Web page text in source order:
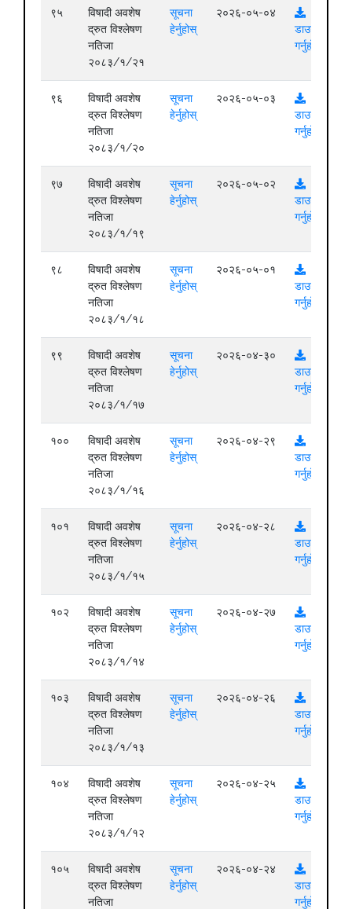
९५
विषादी अवशेष
द्रुत विश्लेषण
नतिजा
२०८३/१/२१
सूचना
हेर्नुहोस्
२०२६-०५-०४
डाउनलोड
गर्नुहोस्
९६
विषादी अवशेष
द्रुत विश्लेषण
नतिजा
२०८३/१/२०
सूचना
हेर्नुहोस्
२०२६-०५-०३
डाउनलोड
गर्नुहोस्
९७
विषादी अवशेष
द्रुत विश्लेषण
नतिजा
२०८३/१/१९
सूचना
हेर्नुहोस्
२०२६-०५-०२
डाउनलोड
गर्नुहोस्
९८
विषादी अवशेष
द्रुत विश्लेषण
नतिजा
२०८३/१/१८
सूचना
हेर्नुहोस्
२०२६-०५-०१
डाउनलोड
गर्नुहोस्
९९
विषादी अवशेष
द्रुत विश्लेषण
नतिजा
२०८३/१/१७
सूचना
हेर्नुहोस्
२०२६-०४-३०
डाउनलोड
गर्नुहोस्
१००
विषादी अवशेष
द्रुत विश्लेषण
नतिजा
२०८३/१/१६
सूचना
हेर्नुहोस्
२०२६-०४-२९
डाउनलोड
गर्नुहोस्
१०१
विषादी अवशेष
द्रुत विश्लेषण
नतिजा
२०८३/१/१५
सूचना
हेर्नुहोस्
२०२६-०४-२८
डाउनलोड
गर्नुहोस्
१०२
विषादी अवशेष
द्रुत विश्लेषण
नतिजा
२०८३/१/१४
सूचना
हेर्नुहोस्
२०२६-०४-२७
डाउनलोड
गर्नुहोस्
१०३
विषादी अवशेष
द्रुत विश्लेषण
नतिजा
२०८३/१/१३
सूचना
हेर्नुहोस्
२०२६-०४-२६
डाउनलोड
गर्नुहोस्
१०४
विषादी अवशेष
द्रुत विश्लेषण
नतिजा
२०८३/१/१२
सूचना
हेर्नुहोस्
२०२६-०४-२५
डाउनलोड
गर्नुहोस्
१०५
विषादी अवशेष
द्रुत विश्लेषण
नतिजा
सूचना
हेर्नुहोस्
२०२६-०४-२४
डाउनलोड
गर्नुहोस्